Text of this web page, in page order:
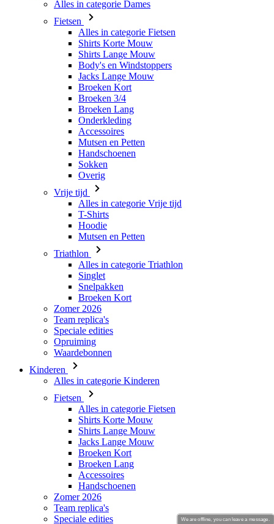
Body's en Windstoppers
Jacks Lange Mouw
Broeken Kort
Broeken 3/4
Broeken Lang
Onderkleding
Accessoires
Mutsen en Petten
Handschoenen
Sokken
Overig
Vrije tijd
Alles in categorie Vrije tijd
T-Shirts
Hoodie
Mutsen en Petten
Triathlon
Alles in categorie Triathlon
Singlet
Snelpakken
Broeken Kort
Zomer 2026
Team replica's
Speciale edities
Opruiming
Waardebonnen
Kinderen
Alles in categorie Kinderen
Fietsen
Alles in categorie Fietsen
Shirts Lange Mouw
Jacks Lange Mouw
Broeken Kort
Broeken Lang
Accessoires
Handschoenen
Zomer 2026
Team replica's
Speciale edities
Opruiming
Waardebonnen
Custom Teamwear
Stories
We are offline, you can leave a message.